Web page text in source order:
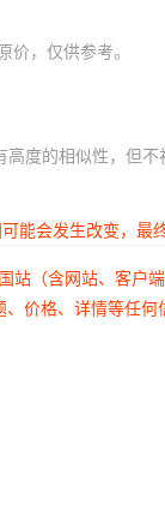
，仅供参考。
度的相似性，但
能会发生改变，
（含网站、客
价格、详情等任